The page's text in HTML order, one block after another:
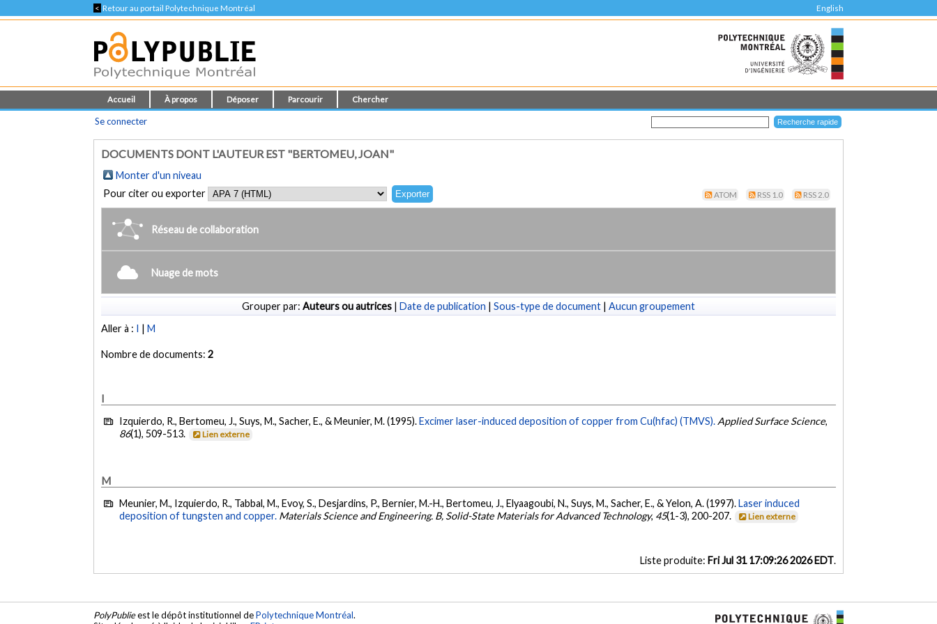
< Retour au portail Polytechnique Montréal English
Accueil À propos Déposer Parcourir Chercher
Se connecter
DOCUMENTS DONT L'AUTEUR EST "BERTOMEU, JOAN"
Monter d'un niveau
Pour citer ou exporter
ATOM RSS 1.0 RSS 2.0
Réseau de collaboration
Nuage de mots
Grouper par: Auteurs ou autrices | Date de publication | Sous-type de document | Aucun groupement
Aller à : I |M
Nombre de documents:2
I
Izquierdo, R., Bertomeu, J., Suys, M., Sacher, E., & Meunier, M. (1995).Excimer laser-induced deposition of copper from Cu(hfac) (TMVS). Applied Surface Science,
86(1), 509-513. Lien externe
M
Meunier, M., Izquierdo, R., Tabbal, M., Evoy, S., Desjardins, P., Bernier, M.-H., Bertomeu, J., Elyaagoubi, N., Suys, M., Sacher, E., & Yelon, A. (1997).Laser induced
deposition of tungsten and copper. Materials Science and Engineering. B, Solid-State Materials for Advanced Technology, 45(1-3), 200-207. Lien externe
Liste produite: Fri Jul 31 17:09:26 2026 EDT.
PolyPublieest le dépôt institutionnel dePolytechnique Montréal.